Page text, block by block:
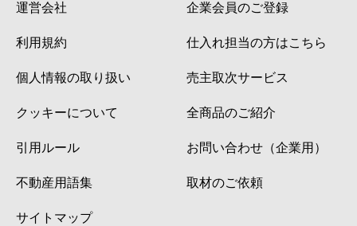
運営会社
利用規約
個人情報の取り扱い
クッキーについて
引用ルール
不動産用語集
サイトマップ
企業会員のご登録
仕入れ担当の方はこちら
売主取次サービス
全商品のご紹介
お問い合わせ（企業用）
取材のご依頼